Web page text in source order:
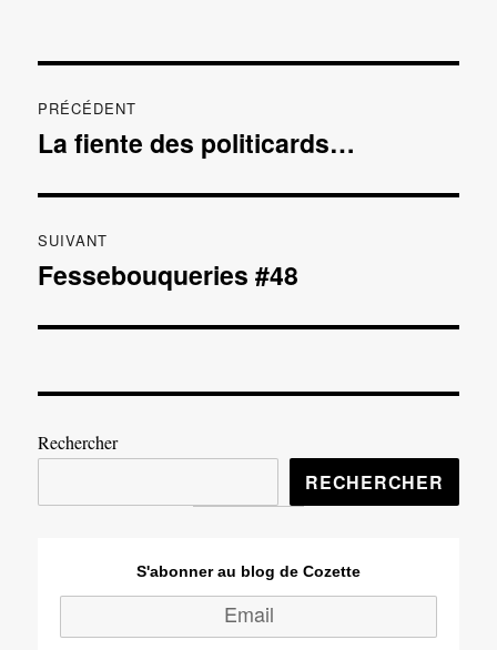
de
PRÉCÉDENT
Publication
La fiente des politicards…
SUIVANT
Publication
Fessebouqueries #48
Rechercher
RECHERCHER
S'abonner au blog de Cozette